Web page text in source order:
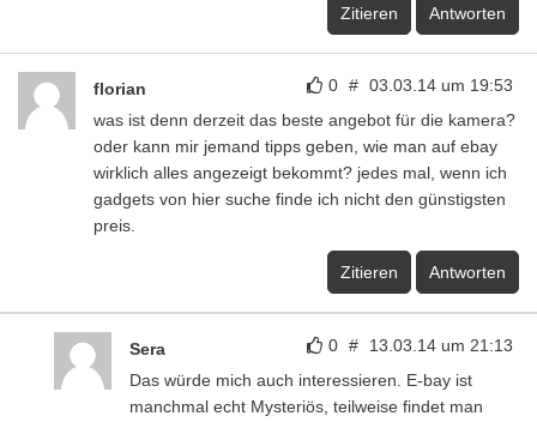
Zitieren Antworten
0 # 03.03.14 um 19:53
florian
was ist denn derzeit das beste angebot für die kamera?
oder kann mir jemand tipps geben, wie man auf ebay
wirklich alles angezeigt bekommt? jedes mal, wenn ich
gadgets von hier suche finde ich nicht den günstigsten
preis.
Zitieren Antworten
0 # 13.03.14 um 21:13
Sera
Das würde mich auch interessieren. E-bay ist
manchmal echt Mysteriös, teilweise findet man